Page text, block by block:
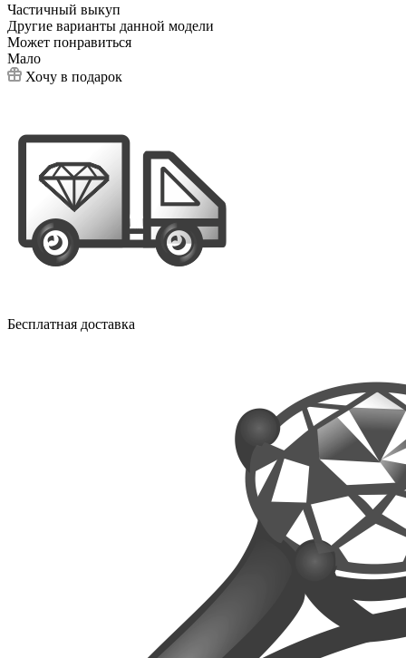
Частичный выкуп
Другие варианты данной модели
Может понравиться
Мало
Хочу в подарок
Бесплатная доставка